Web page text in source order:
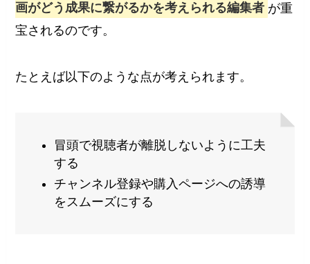
画がどう成果に繋がるかを考えられる編集者 が重
宝されるのです。
たとえば以下のような点が考えられます。
冒頭で視聴者が離脱しないように工夫
する
チャンネル登録や購入ページへの誘導
をスムーズにする